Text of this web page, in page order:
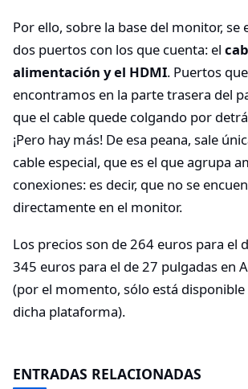
Por ello, sobre la base del monitor, se
dos puertos con los que cuenta: el
alimentación y el HDMI. Puertos
encontramos en la parte trasera del
que el cable quede colgando por
¡Pero hay más! De esa peana, sale
cable especial, que es el que agrupa
conexiones: es decir, que no se
directamente en el monitor.
Los precios son de 264 euros para el
345 euros para el de 27 pulgadas en
(por el momento, sólo está disponible
dicha plataforma).
ENTRADAS RELACIONADAS